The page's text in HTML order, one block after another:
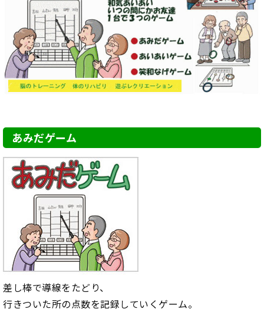
あみだゲーム
差し棒で導線をたどり、
行きついた所の点数を記録していくゲーム。